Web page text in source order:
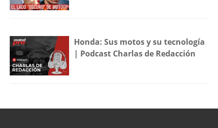
Honda: Sus motos y su tecnología
| Podcast Charlas de Redacción